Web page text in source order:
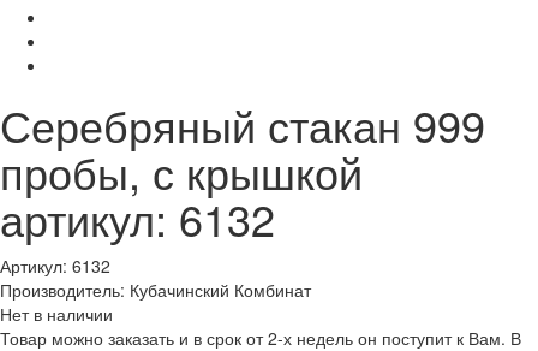
Серебряный стакан 999
пробы, с крышкой
артикул: 6132
Артикул: 6132
Производитель: Кубачинский Комбинат
Нет в наличии
Товар можно заказать и в срок от 2-х недель он поступит к Вам. В